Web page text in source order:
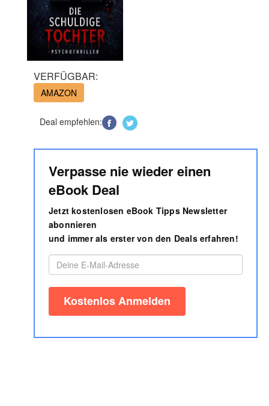
VERFÜGBAR:
AMAZON
Deal empfehlen:
Verpasse nie wieder einen
eBook Deal
Jetzt kostenlosen eBook Tipps Newsletter
abonnieren
und immer als erster von den Deals erfahren!